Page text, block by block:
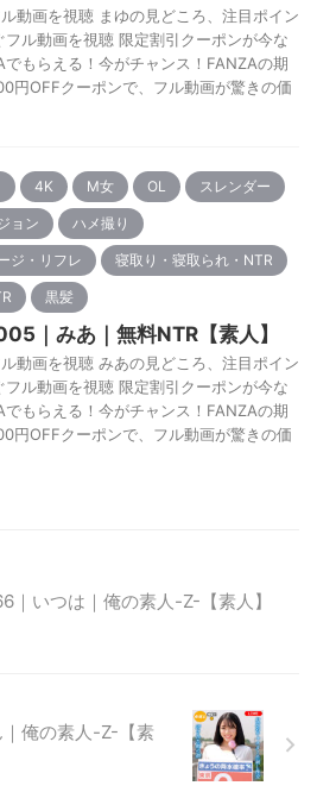
動画を視聴 まゆの見どころ、注目ポイン
フル動画を視聴 限定割引クーポンが今な
でもらえる！今がチャンス！FANZAの期
円OFFクーポンで、フル動画が驚きの価
4K M女 OL スレンダー
ョン ハメ撮り
ジ・リフレ 寝取り・寝取られ・NTR
黒髪
｜みあ｜無料NTR【素人】
動画を視聴 みあの見どころ、注目ポイン
フル動画を視聴 限定割引クーポンが今な
でもらえる！今がチャンス！FANZAの期
円OFFクーポンで、フル動画が驚きの価
｜いつは｜俺の素人-Z-【素人】
俺の素人-Z-【素